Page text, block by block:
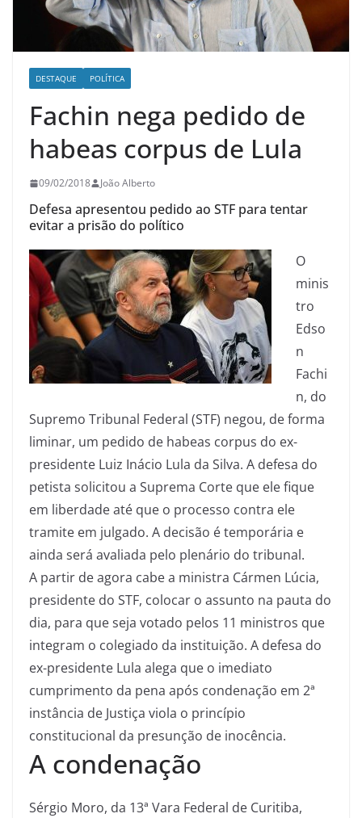
DESTAQUE POLÍTICA
Fachin nega pedido de
habeas corpus de Lula
09/02/2018 João Alberto
Defesa apresentou pedido ao STF para tentar
evitar a prisão do político
O
minis
tro
Edso
n
Fachi
n, do
Supremo Tribunal Federal (STF) negou, de forma
liminar, um pedido de habeas corpus do ex-
presidente Luiz Inácio Lula da Silva. A defesa do
petista solicitou a Suprema Corte que ele fique
em liberdade até que o processo contra ele
tramite em julgado. A decisão é temporária e
ainda será avaliada pelo plenário do tribunal.
A partir de agora cabe a ministra Cármen Lúcia,
presidente do STF, colocar o assunto na pauta do
dia, para que seja votado pelos 11 ministros que
integram o colegiado da instituição. A defesa do
ex-presidente Lula alega que o imediato
cumprimento da pena após condenação em 2ª
instância de Justiça viola o princípio
constitucional da presunção de inocência.
A condenação
Sérgio Moro, da 13ª Vara Federal de Curitiba,